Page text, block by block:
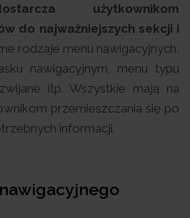
użytkownikom
do najważniejszych sekcji i
rodzaje menu nawigacyjnych,
nawigacyjnym, menu typu
itp. Wszystkie mają na
przemieszczania się po
informacji.